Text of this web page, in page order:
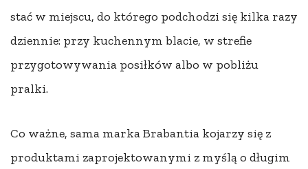
stać w miejscu, do którego podchodzi się kilka razy
dziennie: przy kuchennym blacie, w strefie
przygotowywania posiłków albo w pobliżu
pralki.
Co ważne, sama marka Brabantia kojarzy się z
produktami zaprojektowanymi z myślą o długim